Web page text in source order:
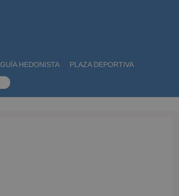
GUÍA HEDONISTA PLAZA DEPORTIVA